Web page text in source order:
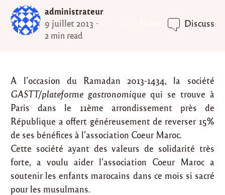
administrateur
9 juillet 2013
2 min read
Discuss
A l’occasion du Ramadan 2013-1434, la société
GASTT/plateforme gastronomique qui se trouve à
Paris dans le 11ème arrondissement près de
République a offert généreusement de reverser 15%
de ses bénéfices à l’association Coeur Maroc.
Cette société ayant des valeurs de solidarité très
forte, a voulu aider l’association Coeur Maroc a
soutenir les enfants marocains dans ce mois si sacré
pour les musulmans.